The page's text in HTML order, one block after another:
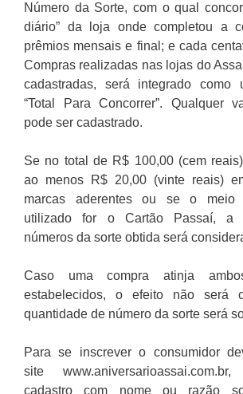
Número da Sorte, com o qual
diário” da loja onde completou a
prêmios mensais e final; e cada
Compras realizadas nas lojas do
cadastradas, será integrado como
“Total Para Concorrer”. Qualquer
pode ser cadastrado.
Se no total de R$ 100,00 (cem
ao menos R$ 20,00 (vinte reais)
marcas aderentes ou se o meio
utilizado for o Cartão Passaí, a
números da sorte obtida será
Caso uma compra atinja
estabelecidos, o efeito não será
quantidade de número da sorte será
Para se inscrever o consumidor
site
cadastro com nome ou razão